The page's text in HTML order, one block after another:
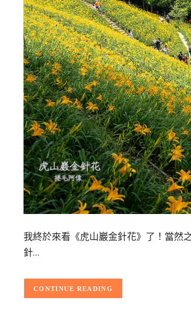
我終於來看《虎山巖金針花》了！當然
針…
CONTINUE READING